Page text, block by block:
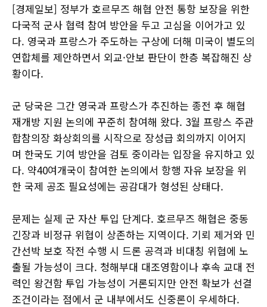
[경제일보] 정부가 호르무즈 해협 안전 통항 보장을 위한
다국적 군사 협력 참여 방안을 두고 고심을 이어가고 있
다. 영국과 프랑스가 주도하는 구상에 더해 미국이 별도의
연합체를 제안하면서 외교·안보 판단이 한층 복잡해진 상
황이다.
군 당국은 그간 영국과 프랑스가 추진하는 종전 후 해협
재개방 지원 논의에 꾸준히 참여해 왔다. 3월 프랑스 주관
합참의장 화상회의를 시작으로 장성급 회의까지 이어지
며 한국도 기여 방안을 검토 중이라는 입장을 유지하고 있
다. 약40여개국이 참여한 논의에서 항행 자유 보장을 위
한 국제 공조 필요성에는 공감대가 형성된 상태다.
문제는 실제 군 자산 투입 단계다. 호르무즈 해협은 중동
긴장과 비정규 위협이 상존하는 지역이다. 기뢰 제거와 민
간선박 보호 작전 수행 시 드론 공격과 비대칭 위협에 노
출될 가능성이 크다. 청해부대 대조영함이나 후속 교대 전
력인 왕건함 투입 가능성이 거론되지만 안전 확보가 선결
조건이라는 점에서 군 내부에서도 신중론이 우세하다.